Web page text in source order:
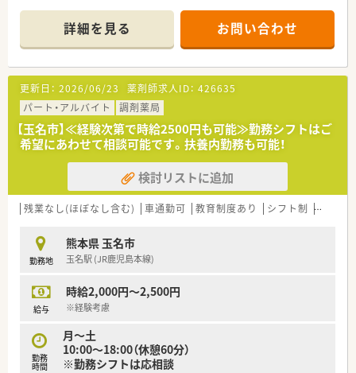
海外研修を含めて50種類以上の研修プログラムで社員の成長
をサポートしてくれます。
〇個別の教育プログラムによってスキルアップをサポート！
を追って
5年の教育プログラムを実施しています。
＼福利厚生／
〇「社員第一主義」を掲げている同社では、福利厚生面が手厚く
年間休日120日以上、「連続休暇制度（年に1回、最大9連休を取
得できる制度）」等
プライベートも充実出来る様にワークライフバランスを後押
ししてくれる制度が充実しています。
〇社員割引制度、財形貯蓄制度、スポーツジム優待等が受けられ
提携の保養施設は全国に40ヵ所あります。
〇産休・育休・時短勤務者2,097人以上等、どれも業界トップクラ
スの実績!
育児休業より復帰後、1日最大2時間短縮して勤務できる制度
です。
用可能♪
〇転居を伴う異動のある採用枠もありますが(転居を伴わない採
用も可)
ーツイベントの協賛や実施を通じて地域医療サポートに取り組
んでおります。
■調剤ロボット等、最新の調剤機器を導入し調剤・監査業務を効
率化することで薬剤師の対人業務を強化しております。
■ドラッグ部門と調剤部門は分かれておりますのでOTCの知識
を身に着けながらもしっかりと分業ができております。
＜ワークライフ・バランスを推進＞
■社員の健康増進に取り組み、残業時間も毎年改善傾向で平均8
時間/月！ホワイト500にも認定されています！
■産育休からの復帰率97.2％(2022年6月時点）と女性も長く働
くことができる企業です。
■離職率7.4％（2021年度実績）と新卒からの定着率も高く「働き
やすい」と定評のある企業です。
す！
＜薬局としての取り組みについて＞
修の他、専門別研修として薬局経営学、労務管理なども学べま
す。
ので未経験の方でも安心できます。
■店舗売上に影響されない個人評価制度を導入。個人の取り組
みや努力が正当に評価される為やりがいがあります。
詳細を見る お問い合わせ
更新日： 2026/06/23 薬剤師求人ID： 426635
パート・アルバイト
調剤薬局
【玉名市】≪経験次第で時給2500円も可能≫勤務シフトはご
希望にあわせて相談可能です。扶養内勤務も可能！
検討リストに追加
残業なし(ほぼなし含む) 車通勤可 教育制度あり シフト制 大手チ
勤務地
熊本県 玉名市
玉名駅 (JR鹿児島本線)
給与
時給2,000円～2,500円
※経験考慮
勤務
時間
月～土
10:00～18:00（休憩60分）
※勤務シフトは応相談